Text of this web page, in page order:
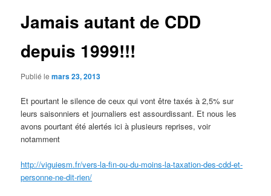
Jamais autant de CDD
depuis 1999!!!
Publié lemars 23, 2013
Et pourtant le silence de ceux qui vont être taxés à 2,5% sur
leurs saisonniers et journaliers est assourdissant. Et nous les
avons pourtant été alertés ici à plusieurs reprises, voir
notamment
http://viguiesm.fr/vers-la-fin-ou-du-moins-la-taxation-des-cdd-et-
personne-ne-dit-rien/